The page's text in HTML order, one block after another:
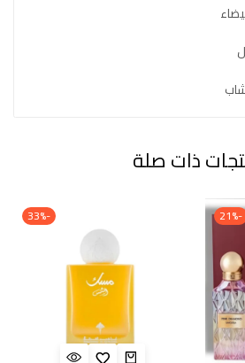
ذات صلة
-21%
-33%